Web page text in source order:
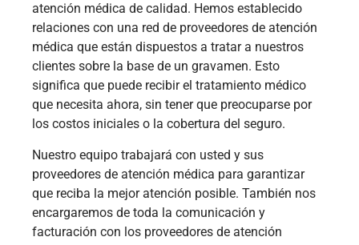
atención médica de calidad. Hemos establecido
relaciones con una red de proveedores de atención
médica que están dispuestos a tratar a nuestros
clientes sobre la base de un gravamen. Esto
significa que puede recibir el tratamiento médico
que necesita ahora, sin tener que preocuparse por
los costos iniciales o la cobertura del seguro.
Nuestro equipo trabajará con usted y sus
proveedores de atención médica para garantizar
que reciba la mejor atención posible. También nos
encargaremos de toda la comunicación y
facturación con los proveedores de atención